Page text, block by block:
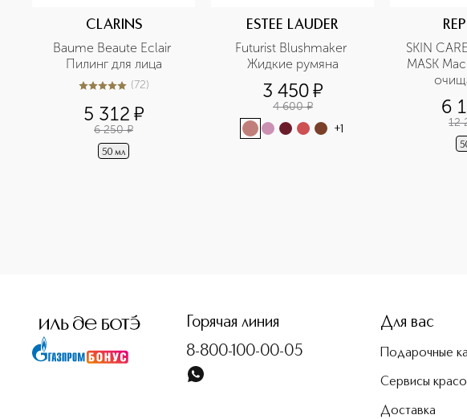
CLARINS
Baume Beaute Eclair
Пилинг для лица
5из 572 (72)
5 312 ¤
6 250 ¤
50 мл
ESTEE LAUDER
Futurist Blushmaker
Жидкие румяна
3 450¤
4 600 ¤
+1
SKIN
MASK
6
12
Горячая линия
8-800-100-00-05
Для вас
Подарочные
Сервисы
Доставка